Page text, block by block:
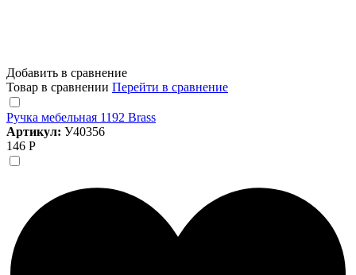
Добавить в сравнение
Товар в сравнении Перейти в сравнение
Ручка мебельная 1192 Brass
Артикул: У40356
146 Р